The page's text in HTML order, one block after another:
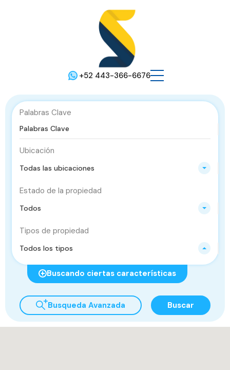
+52 443-366-6676
Palabras Clave
Ubicación
Todas las ubicaciones
Estado de la propiedad
Todos
Tipos de propiedad
Todos los tipos
Buscando ciertas características
Busqueda Avanzada Buscar